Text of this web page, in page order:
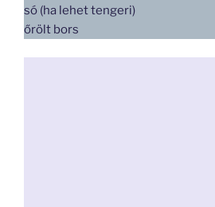
só (ha lehet tengeri)
őrölt bors